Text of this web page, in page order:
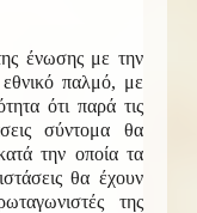
ένωσης με την
παλμό, με
ότι παρά τις
σύντομα θα
την οποία τα
θα έχουν
της